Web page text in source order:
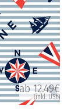
ab 12.49€
(inkl. USt)